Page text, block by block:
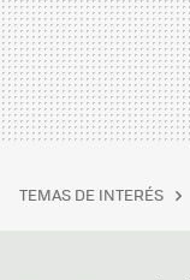
TEMAS DE INTERÉS